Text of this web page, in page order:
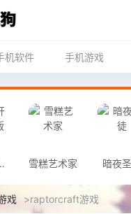
机软件 手机游戏
招版 雪糕艺术家 暗夜
戏 >raptorcraft游戏